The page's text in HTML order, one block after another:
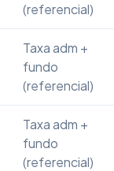
(referencial)
Taxa adm +
fundo
(referencial)
Taxa adm +
fundo
(referencial)